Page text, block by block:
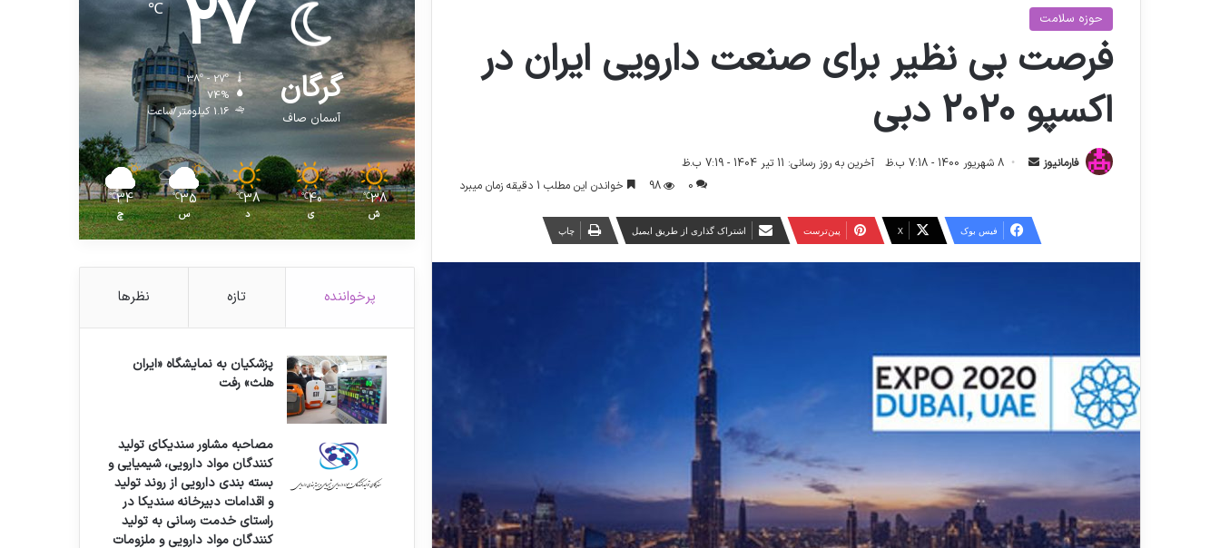
حوزه سلامت
فرصت بی نظیر برای صنعت دارویی ایران در
اکسپو 2020 دبی
فارمانیوز
ل
8 شهریور 1400 - 7:18 ب.ظ
آخرین به روز رسانی: 11 تیر 1404 - 7:19 ب.ظ
0
98 خواندن این مطلب 1 دقیقه زمان میبرد
فیس بوک X ‫پین‌ترست اشتراک گذاری از طریق ایمیل چاپ
گرگان
آسمان صاف
27
℃
38º - 27º
74%
1.16 کیلومتر/ساعت
38
℃
ش
40
℃
ی
38
℃
د
35
℃
س
34
℃
چ
پرخواننده تازه نظرها
پزشکیان به نمایشگاه «ایران
هلث» رفت
مصاحبه مشاور سندیکای تولید
کنندگان مواد دارویی، شیمیایی و
بسته بندی دارویی از روند تولید
و اقدامات دبیرخانه سندیکا در
راستای خدمت رسانی به تولید
کنندگان مواد دارویی و ملزومات